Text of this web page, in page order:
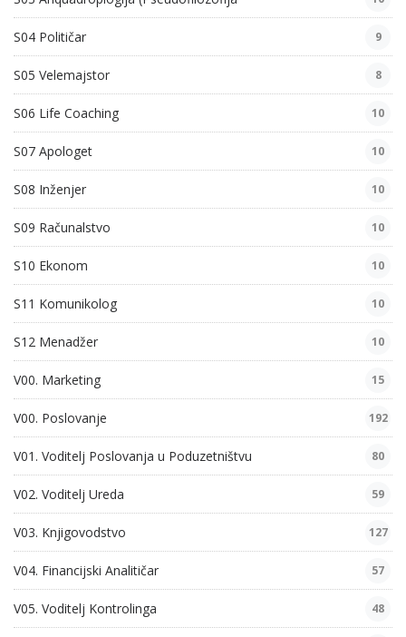
S04 Političar 9
S05 Velemajstor 8
S06 Life Coaching 10
S07 Apologet 10
S08 Inženjer 10
S09 Računalstvo 10
S10 Ekonom 10
S11 Komunikolog 10
S12 Menadžer 10
V00. Marketing 15
V00. Poslovanje 192
V01. Voditelj Poslovanja u Poduzetništvu 80
V02. Voditelj Ureda 59
V03. Knjigovodstvo 127
V04. Financijski Analitičar 57
V05. Voditelj Kontrolinga 48